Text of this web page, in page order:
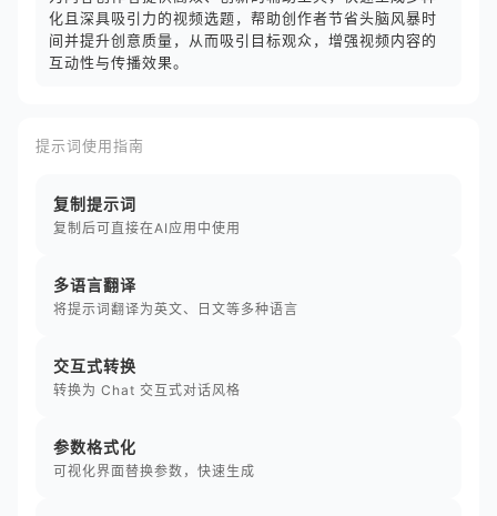
化且深具吸引力的视频选题，帮助创作者节省头脑风暴时
间并提升创意质量，从而吸引目标观众，增强视频内容的
互动性与传播效果。
提示词使用指南
复制提示词
复制后可直接在AI应用中使用
多语言翻译
将提示词翻译为英文、日文等多种语言
交互式转换
转换为 Chat 交互式对话风格
参数格式化
可视化界面替换参数，快速生成